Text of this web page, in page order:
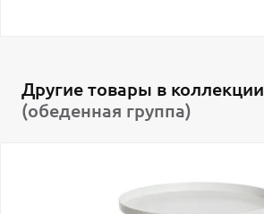
Другие товары в коллекции
(обеденная группа)